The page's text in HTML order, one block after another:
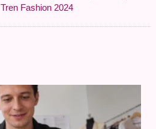
Tren Fashion 2024